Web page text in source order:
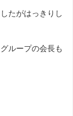
たがはっきりし
ループの会長も